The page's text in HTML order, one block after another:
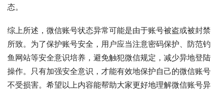
态。
综上所述，微信账号状态异常可能是由于账号被盗或被封禁
所致。为了保护账号安全，用户应当注意密码保护、防范钓
鱼网站等安全意识培养，避免触犯微信规定，减少异地登陆
操作。只有加强安全意识，才能有效地保护自己的微信账号
不受损害。希望以上内容能帮助大家更好地理解微信账号异